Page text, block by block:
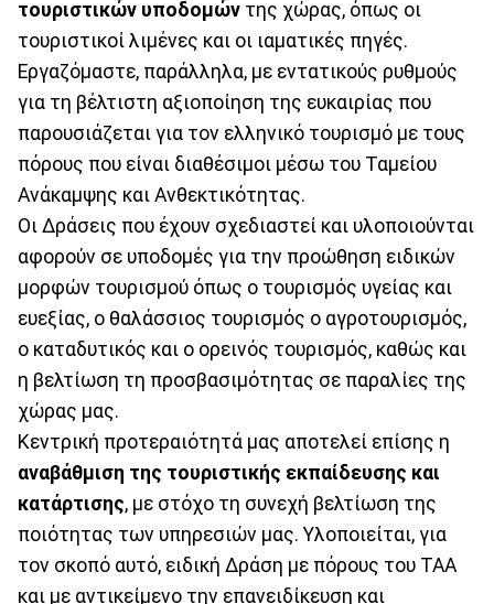
τουριστικών υποδομών της χώρας, όπως οι
τουριστικοί λιμένες και οι ιαματικές πηγές.
Εργαζόμαστε, παράλληλα, με εντατικούς ρυθμούς
για τη βέλτιστη αξιοποίηση της ευκαιρίας που
παρουσιάζεται για τον ελληνικό τουρισμό με τους
πόρους που είναι διαθέσιμοι μέσω του Ταμείου
Ανάκαμψης και Ανθεκτικότητας.
Οι Δράσεις που έχουν σχεδιαστεί και υλοποιούνται
αφορούν σε υποδομές για την προώθηση ειδικών
μορφών τουρισμού όπως ο τουρισμός υγείας και
ευεξίας, ο θαλάσσιος τουρισμός ο αγροτουρισμός,
ο καταδυτικός και ο ορεινός τουρισμός, καθώς και
η βελτίωση τη προσβασιμότητας σε παραλίες της
χώρας μας.
Κεντρική προτεραιότητά μας αποτελεί επίσης η
αναβάθμιση της τουριστικής εκπαίδευσης και
κατάρτισης, με στόχο τη συνεχή βελτίωση της
ποιότητας των υπηρεσιών μας. Υλοποιείται, για
τον σκοπό αυτό, ειδική Δράση με πόρους του ΤΑΑ
και με αντικείμενο την επανειδίκευση και